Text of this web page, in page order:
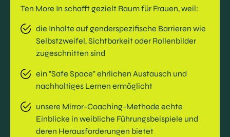
Ten More In schafft gezielt Raum für Frauen, weil:
die Inhalte auf genderspezifische Barrieren wie
Selbstzweifel, Sichtbarkeit oder Rollenbilder
zugeschnitten sind
ein "Safe Space" ehrlichen Austausch und
nachhaltiges Lernen ermöglicht
unsere Mirror-Coaching-Methode echte
Einblicke in weibliche Führungsbeispiele und
deren Herausforderungen bietet